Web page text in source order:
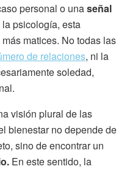
personal o unaseñal
psicología, esta
matices. No todas las
de relaciones, ni la
soledad,
visión plural de las
bienestar no depende de
sino de encontrar un
En este sentido, la